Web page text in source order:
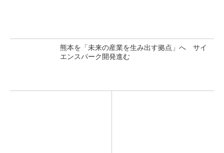
熊本を「未来の産業を生み出す拠点」へ サイ
エンスパーク開発進む